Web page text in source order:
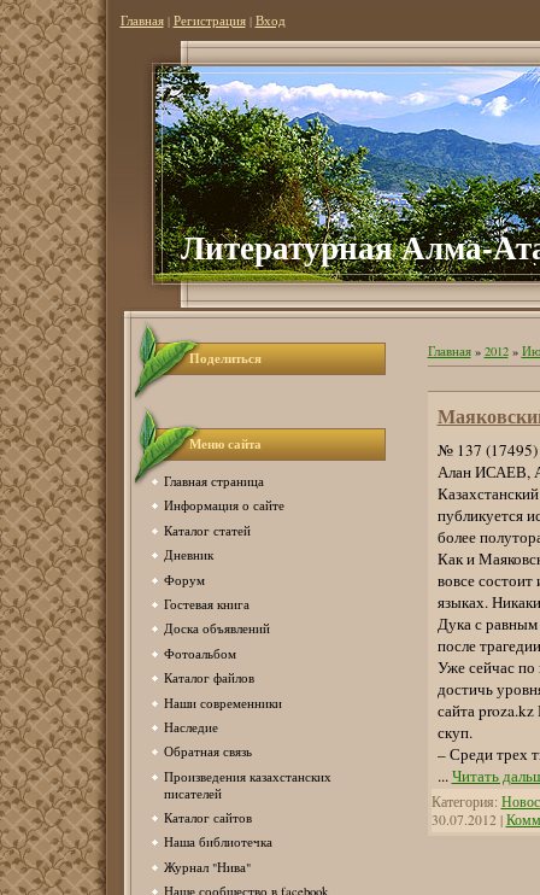
Главная| Регистрация| Вход
Литературная Алма-
Поделиться
Меню сайта
Главная страница
Информация о сайте
Каталог статей
Дневник
Форум
Гостевая книга
Доска объявлений
Фотоальбом
Каталог файлов
Наши современники
Наследие
Обратная связь
Произведения казахстанских
писателей
Каталог сайтов
Наша библиотечка
Журнал "Нива"
Главная» 2012 »
№ 137 (17495)
Алан ИСАЕВ,
публикуется
более
Как и
вовсе
языках.
Дука с
после
Уже сейчас по
достичь
сайта proza.kz
скуп.
– Среди трех
...Читать
Категория:
30.07.2012 |